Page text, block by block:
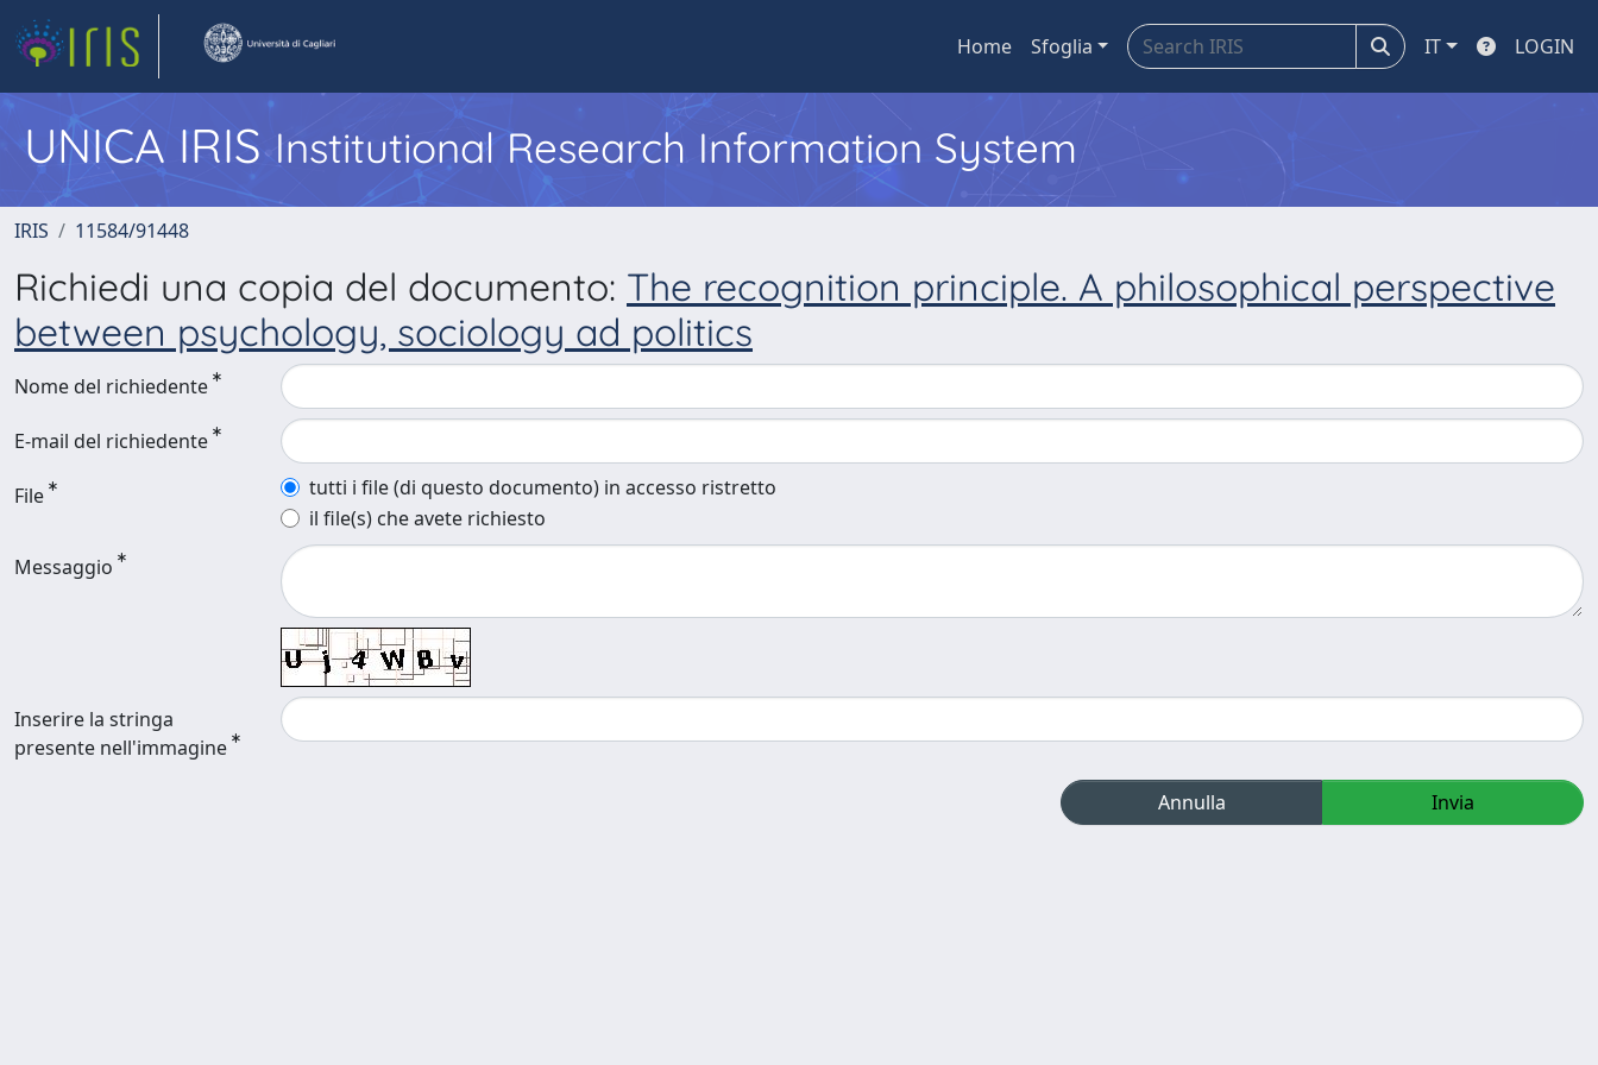
Home Sfoglia IT LOGIN
UNICA IRISInstitutional Research Information System
IRIS 11584/91448
Richiedi una copia del documento: The recognition principle. A philosophical perspective
between psychology, sociology ad politics
Nome del richiedente
E-mail del richiedente
File
tutti i file (di questo documento) in accesso ristretto
il file(s) che avete richiesto
Messaggio
Inserire la stringa
presente nell'immagine
Annulla Invia